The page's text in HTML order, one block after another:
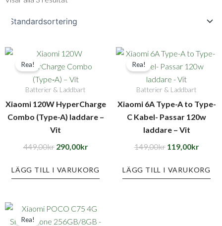
Rea!
Batterier & Laddbart
Xiaomi 120W HyperCharge
Combo (Type-A) laddare –
Vit
449,00kr
Det
ursprungliga
priset
var:
449,00kr.
290,00kr
nuvarande
290,00kr.
LÄGG TILL I VARUKORG
Rea!
Batterier & Laddbart
Xiaomi 6A Type-A to Type-
C Kabel- Passar 120w
laddare – Vit
149,00kr
Det
ursprungliga
priset
var:
149,00kr.
119,00kr
Det
LÄGG TILL I VARUKORG
Rea!
Det
ursprungliga
Det
nuvarande